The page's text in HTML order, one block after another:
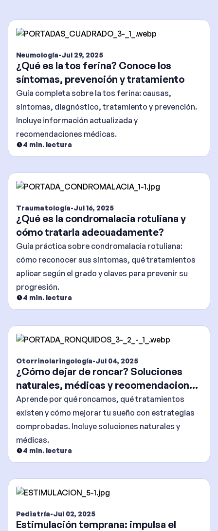
Neumología-Jul 29, 2025
¿Qué es la tos ferina? Conoce los
síntomas, prevención y tratamiento
Guía completa sobre la tos ferina: causas,
síntomas, diagnóstico, tratamiento y prevención.
Incluye información actualizada y
recomendaciones médicas.
4 min. lectura
Traumatología-Jul 16, 2025
¿Qué es la condromalacia rotuliana y
cómo tratarla adecuadamente?
Guía práctica sobre condromalacia rotuliana:
cómo reconocer sus síntomas, qué tratamientos
aplicar según el grado y claves para prevenir su
progresión.
4 min. lectura
Otorrinolaringología-Jul 04, 2025
¿Cómo dejar de roncar? Soluciones
naturales, médicas y recomendaciones
efectivas
Aprende por qué roncamos, qué tratamientos
existen y cómo mejorar tu sueño con estrategias
comprobadas. Incluye soluciones naturales y
médicas.
4 min. lectura
Pediatría-Jul 02, 2025
Estimulación temprana: impulsa el